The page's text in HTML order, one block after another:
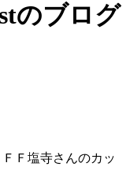
のブログ
Ｆ塩寺さんのカッ